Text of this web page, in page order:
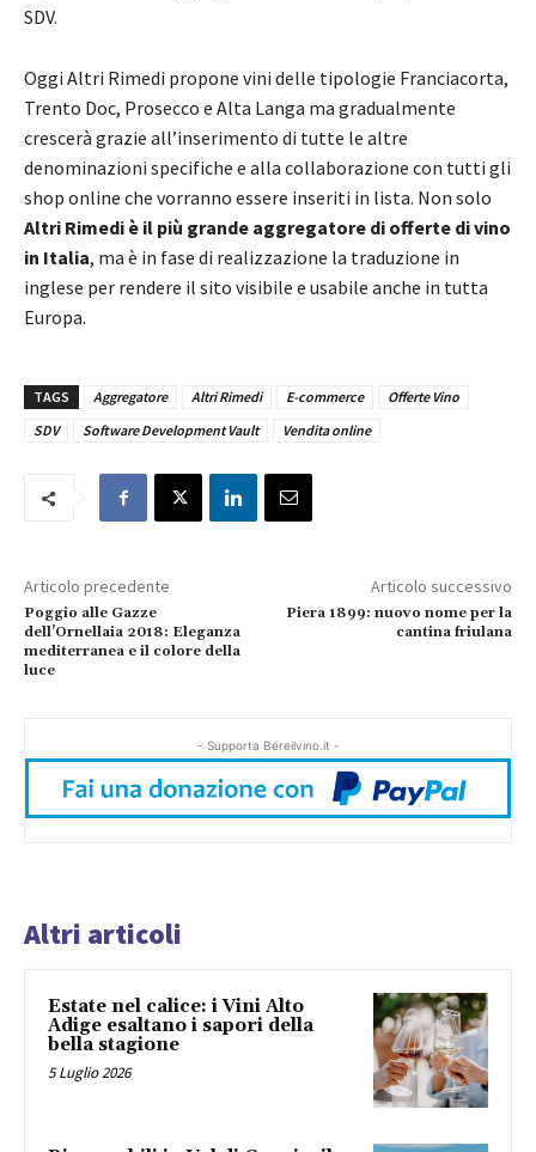
SDV.
Oggi Altri Rimedi propone vini delle tipologie Franciacorta,
Trento Doc, Prosecco e Alta Langa ma gradualmente
crescerà grazie all’inserimento di tutte le altre
denominazioni specifiche e alla collaborazione con tutti gli
shop online che vorranno essere inseriti in lista. Non solo
Altri Rimedi è il più grande aggregatore di offerte di vino
in Italia, ma è in fase di realizzazione la traduzione in
inglese per rendere il sito visibile e usabile anche in tutta
Europa.
TAGS Aggregatore Altri Rimedi E-commerce
Offerte Vino
SDV
Software Development Vault Vendita online
Articolo precedente
Poggio alle Gazze
dell’Ornellaia 2018: Eleganza
mediterranea e il colore della
luce
Articolo successivo
Piera 1899: nuovo nome per la
cantina friulana
- Supporta Bereilvino.it -
Altri articoli
Estate nel calice: i Vini Alto
Adige esaltano i sapori della
bella stagione
5 Luglio 2026